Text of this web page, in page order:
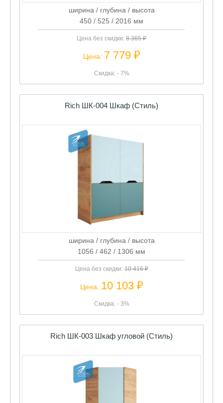
ширина / глубина / высота
450 / 525 / 2016 мм
Цена без скидки: 8 365 ₽
Цена: 7 779 ₽
Скидка: - 7%
Rich ШК-004 Шкаф (Стиль)
ширина / глубина / высота
1056 / 462 / 1306 мм
Цена без скидки:10 416 ₽
Цена: 10 103 ₽
Скидка: - 3%
Rich ШК-003 Шкаф угловой (Стиль)